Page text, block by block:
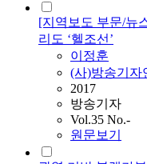
[지역보도 부문/뉴
리도 ‘헬조선’
이정훈
(사)방송기자
2017
방송기자
Vol.35 No.-
원문보기